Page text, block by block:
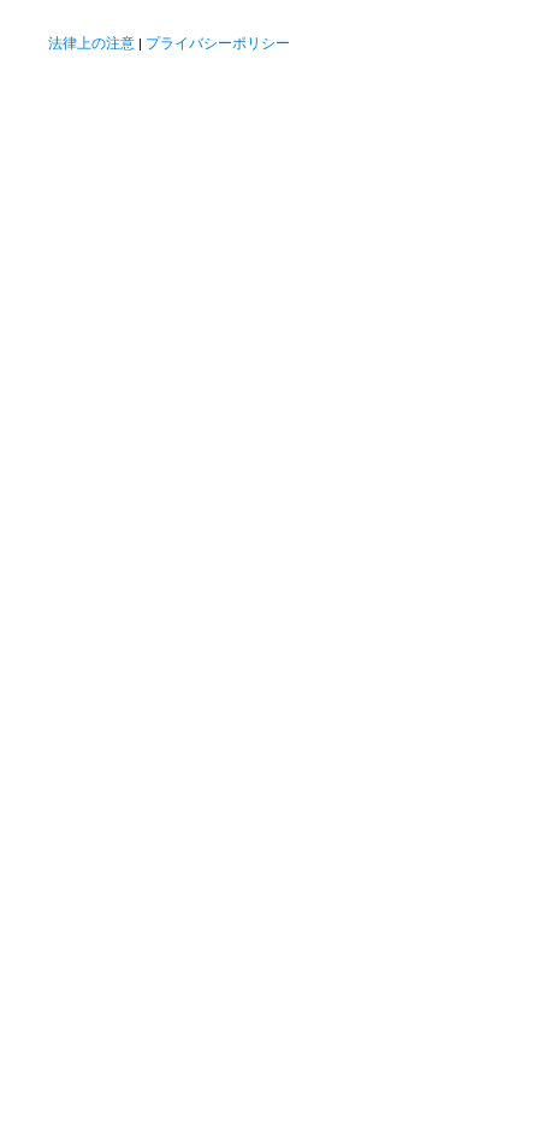
法律上の注意 | プライバシーポリシー